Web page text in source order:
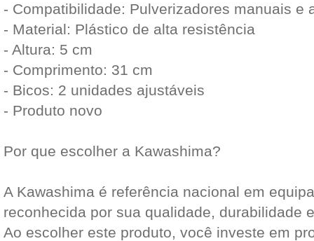
- Compatibilidade: Pulverizadores manuais e
- Material: Plástico de alta resistência
- Altura: 5 cm
- Comprimento: 31 cm
- Bicos: 2 unidades ajustáveis
- Produto novo
Por que escolher a Kawashima?
A Kawashima é referência nacional em
reconhecida por sua qualidade, durabilidade
Ao escolher este produto, você investe em